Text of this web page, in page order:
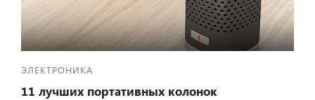
ЭЛЕКТРОНИКА
11 лучших портативных колонок